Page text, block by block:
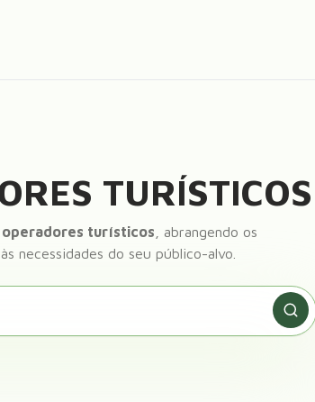
TURÍSTICOS
operadores turísticos , abrangendo os
necessidades do seu público-alvo.